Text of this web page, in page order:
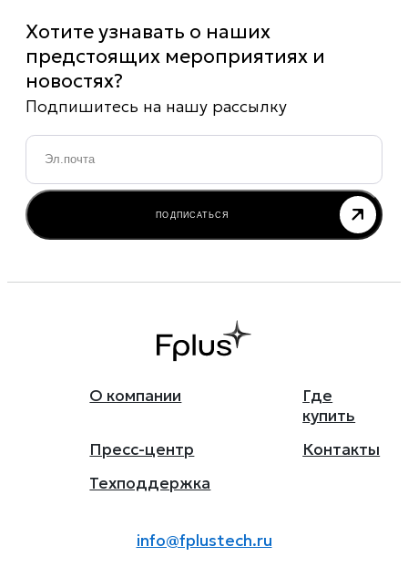
Хотите узнавать о наших
предстоящих мероприятиях и
новостях?
Подпишитесь на нашу рассылку
Email
ПОДПИСАТЬСЯ
О компании
Где
купить
Пресс-центр
Контакты
Техподдержка
info@fplustech.ru